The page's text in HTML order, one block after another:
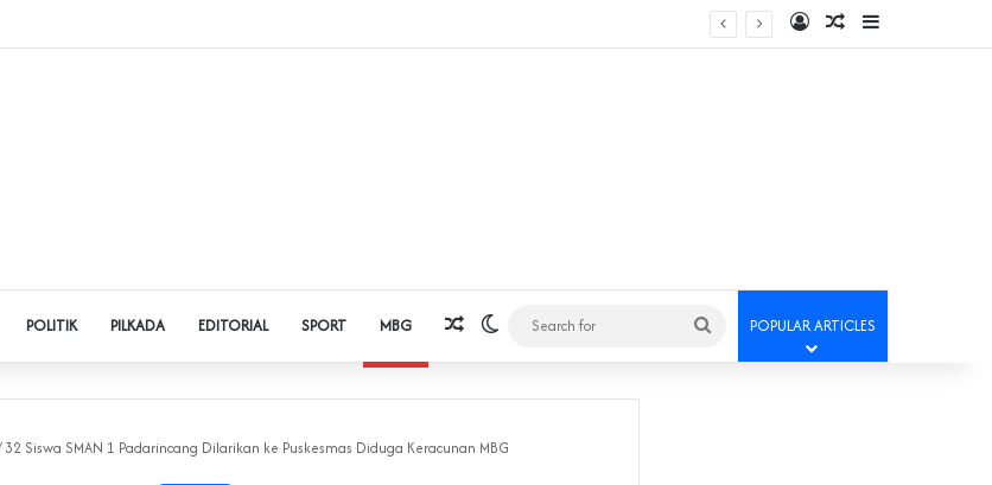
Polda Banten Gandeng SPSI Perkuat Literasi Digital Log InRandom Article
Sidebar
POLITIK PILKADA EDITORIAL SPORT MBG Random Article
Switch skin
Search
for
POPULAR ARTICLES
‎32 Siswa SMAN 1 Padarincang Dilarikan ke Puskesmas Diduga Keracunan MBG